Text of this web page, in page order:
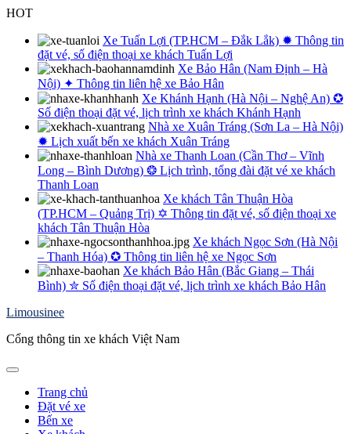
Skip
content
HOT
Xe Tuấn Lợi (TP.HCM – Đắk Lắk) ✹ Thông tin
đặt vé, số điện thoại xe khách Tuấn Lợi
Xe Bảo Hân (Nam Định – Hà
Nội) ✦ Thông tin liên hệ xe Bảo Hân
Xe Khánh Hạnh (Hà Nội – Nghệ An) ✪
Số điện thoại đặt vé, lịch trình xe khách Khánh Hạnh
Nhà xe Xuân Tráng (Sơn La – Hà Nội)
✹ Lịch xuất bến xe khách Xuân Tráng
Nhà xe Thanh Loan (Cần Thơ – Vĩnh
Long – Bình Dương) ❂ Lịch trình, tổng đài đặt vé xe khách
Thanh Loan
Xe khách Tân Thuận Hòa
(TP.HCM – Quảng Trị) ✡ Thông tin đặt vé, số điện thoại xe
khách Tân Thuận Hòa
Xe khách Ngọc Sơn (Hà Nội
– Thanh Hóa) ✪ Thông tin liên hệ xe Ngọc Sơn
Xe khách Bảo Hân (Bắc Giang – Thái
Bình) ✮ Số điện thoại đặt vé, lịch trình xe khách Bảo Hân
Limousinee
Cổng thông tin xe khách Việt Nam
Trang chủ
Đặt vé xe
Bến xe